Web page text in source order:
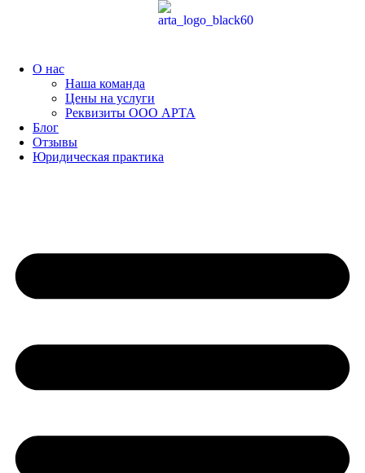
О нас
Наша команда
Цены на услуги
Реквизиты ООО АРТА
Блог
Отзывы
Юридическая практика